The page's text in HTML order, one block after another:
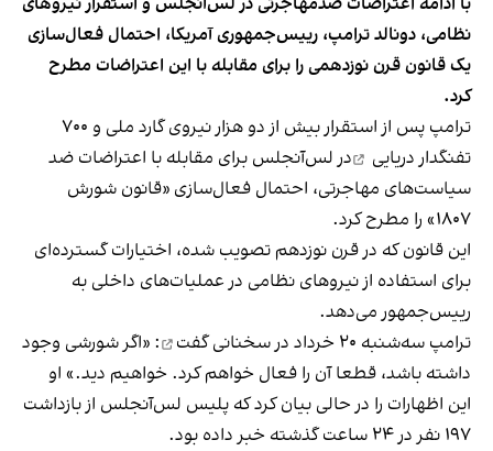
نظامی، دونالد ترامپ، رییس‌جمهوری آمریکا، احتمال فعال‌سازی
یک قانون قرن نوزدهمی را برای مقابله با این اعتراضات مطرح
کرد.
ترامپ پس از استقرار بیش از دو هزار
نیروی گارد ملی و ۷۰۰
تفنگدار دریایی
در لس‌آنجلس برای مقابله با اعتراضات ضد
سیاست‌های مهاجرتی، احتمال فعال‌سازی «قانون شورش
۱۸۰۷» را مطرح کرد.
این قانون که در قرن نوزدهم تصویب شده، اختیارات گسترده‌ای
برای استفاده از نیروهای نظامی در عملیات‌های داخلی به
رییس‌جمهور می‌دهد.
ترامپ سه‌شنبه ۲۰ خرداد
در سخنانی گفت
: «اگر شورشی وجود
داشته باشد، قطعا آن را فعال خواهم کرد. خواهیم دید.» او
این اظهارات را در حالی بیان کرد که پلیس لس‌آنجلس از بازداشت
۱۹۷ نفر در ۲۴ ساعت گذشته خبر داده بود.